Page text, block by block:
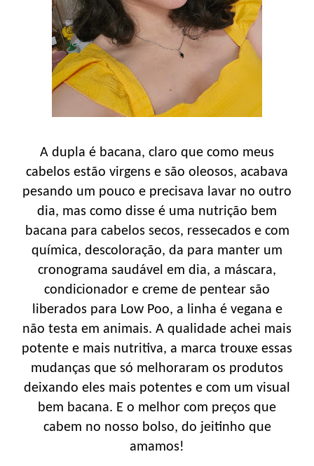
A dupla é bacana, claro que como meus
cabelos estão virgens e são oleosos, acabava
pesando um pouco e precisava lavar no outro
dia, mas como disse é uma nutrição bem
bacana para cabelos secos, ressecados e com
química, descoloração, da para manter um
cronograma saudável em dia, a máscara,
condicionador e creme de pentear são
liberados para Low Poo, a linha é vegana e
não testa em animais. A qualidade achei mais
potente e mais nutritiva, a marca trouxe essas
mudanças que só melhoraram os produtos
deixando eles mais potentes e com um visual
bem bacana. E o melhor com preços que
cabem no nosso bolso, do jeitinho que
amamos!